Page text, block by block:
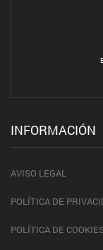
INFORMACIÓN
AVISO LEGAL
POLÍTICA DE
POLÍTICA DE